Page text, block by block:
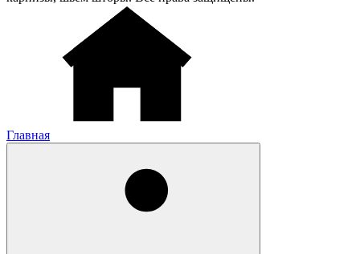
Главная